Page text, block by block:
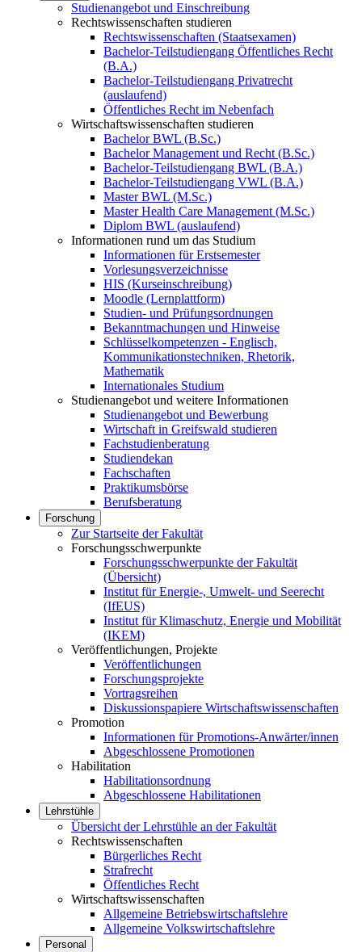
Studienangebot und Einschreibung
Rechtswissenschaften studieren
Rechtswissenschaften (Staatsexamen)
Bachelor-Teilstudiengang Öffentliches Recht
(B.A.)
Bachelor-Teilstudiengang Privatrecht
(auslaufend)
Öffentliches Recht im Nebenfach
Wirtschaftswissenschaften studieren
Bachelor BWL (B.Sc.)
Bachelor Management und Recht (B.Sc.)
Bachelor-Teilstudiengang BWL (B.A.)
Bachelor-Teilstudiengang VWL (B.A.)
Master BWL (M.Sc.)
Master Health Care Management (M.Sc.)
Diplom BWL (auslaufend)
Informationen rund um das Studium
Informationen für Erstsemester
Vorlesungsverzeichnisse
HIS (Kurseinschreibung)
Moodle (Lernplattform)
Studien- und Prüfungsordnungen
Bekanntmachungen und Hinweise
Schlüsselkompetenzen - Englisch,
Kommunikationstechniken, Rhetorik,
Mathematik
Internationales Studium
Studienangebot und weitere Informationen
Studienangebot und Bewerbung
Wirtschaft in Greifswald studieren
Fachstudienberatung
Studiendekan
Fachschaften
Praktikumsbörse
Berufsberatung
Forschung
Zur Startseite der Fakultät
Forschungsschwerpunkte
Forschungsschwerpunkte der Fakultät
(Übersicht)
Institut für Energie-, Umwelt- und Seerecht
(IfEUS)
Institut für Klimaschutz, Energie und Mobilität
(IKEM)
Veröffentlichungen, Projekte
Veröffentlichungen
Forschungsprojekte
Vortragsreihen
Diskussionspapiere Wirtschaftswissenschaften
Promotion
Informationen für Promotions-Anwärter/innen
Abgeschlossene Promotionen
Habilitation
Habilitationsordnung
Abgeschlossene Habilitationen
Lehrstühle
Übersicht der Lehrstühle an der Fakultät
Rechtswissenschaften
Bürgerliches Recht
Strafrecht
Öffentliches Recht
Wirtschaftswissenschaften
Allgemeine Betriebswirtschaftslehre
Allgemeine Volkswirtschaftslehre
Personal